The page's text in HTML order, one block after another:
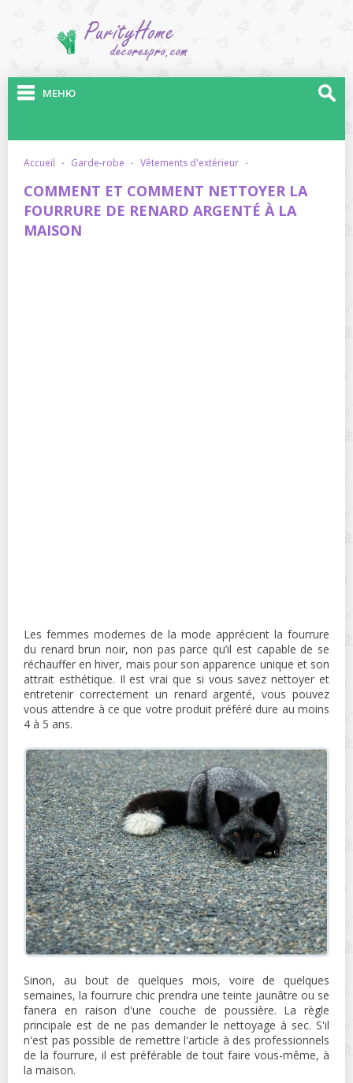
МЕНЮ
accueil · garde-robe · vêtements d'extérieur ·
COMMENT ET COMMENT NETTOYER LA
FOURRURE DE RENARD ARGENTÉ À LA
MAISON
Les femmes modernes de la mode apprécient la fourrure
du renard brun noir, non pas parce qu’il est capable de se
réchauffer en hiver, mais pour son apparence unique et son
attrait esthétique. Il est vrai que si vous savez nettoyer et
entretenir correctement un renard argenté, vous pouvez
vous attendre à ce que votre produit préféré dure au moins
4 à 5 ans.
Sinon, au bout de quelques mois, voire de quelques
semaines, la fourrure chic prendra une teinte jaunâtre ou se
fanera en raison d'une couche de poussière. La règle
principale est de ne pas demander le nettoyage à sec. S'il
n'est pas possible de remettre l'article à des professionnels
de la fourrure, il est préférable de tout faire vous-même, à
la maison.